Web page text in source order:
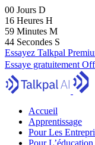
00 Jours D
16 Heures H
59 Minutes M
43 Secondes S
Essayez Talkpal
Essaye gratuitement
Accueil
Apprentissage
Pour Les
Pour L’éducation